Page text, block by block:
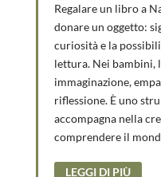
Regalare un libro a
donare un oggetto:
curiosità e la
lettura. Nei bambini,
immaginazione,
riflessione. È uno
accompagna nella
comprendere il
LEGGI DI PIÙ